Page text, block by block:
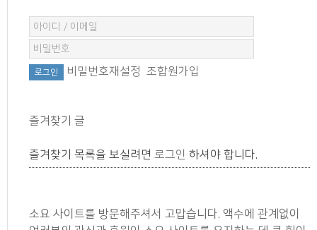
비밀번호재설정 조합원가입
즐겨찾기 글
즐겨찾기 목록을 보실려면 로그인 하셔야 합니다.
소요 사이트를 방문해주셔서 고맙습니다. 액수에 관계없이